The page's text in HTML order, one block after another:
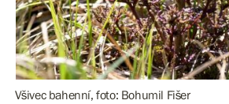
Všivec bahenní, foto: Bohumil Fišer